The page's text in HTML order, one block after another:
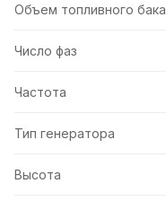
Объем топливного бака
Число фаз
Частота
Тип генератора
Высота